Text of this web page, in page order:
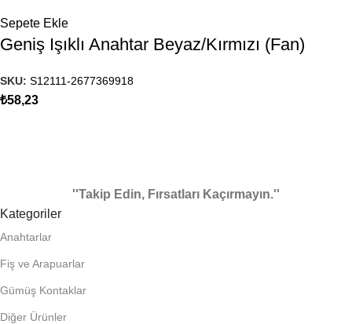
Sepete Ekle
Geniş Işıklı Anahtar Beyaz/Kırmızı (Fan)
SKU: S12111-2677369918
₺58,23
''Takip Edin, Fırsatları Kaçırmayın.''
Kategoriler
Anahtarlar
Fiş ve Arapuarlar
Gümüş Kontaklar
Diğer Ürünler